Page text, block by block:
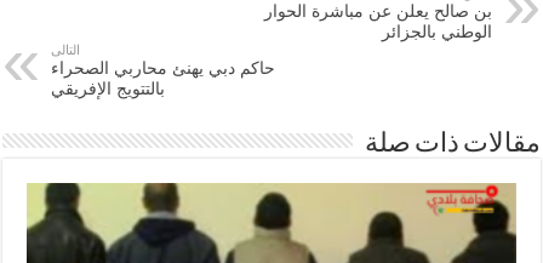
بن صالح يعلن عن مباشرة الحوار
الوطني بالجزائر
حاكم دبي يهنئ محاربي الصحراء
بالتتويج الإفريقي
ذات صلة